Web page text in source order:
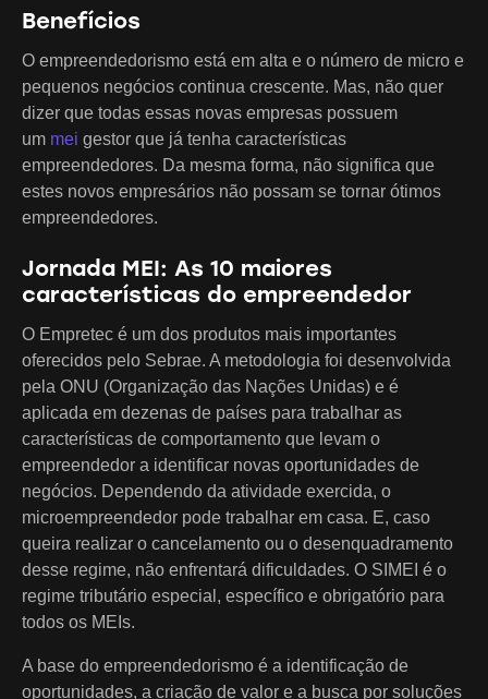
Benefícios
O empreendedorismo está em alta e o número de micro e
pequenos negócios continua crescente. Mas, não quer
dizer que todas essas novas empresas possuem
um mei gestor que já tenha características
empreendedores. Da mesma forma, não significa que
estes novos empresários não possam se tornar ótimos
empreendedores.
Jornada MEI: As 10 maiores
características do empreendedor
O Empretec é um dos produtos mais importantes
oferecidos pelo Sebrae. A metodologia foi desenvolvida
pela ONU (Organização das Nações Unidas) e é
aplicada em dezenas de países para trabalhar as
características de comportamento que levam o
empreendedor a identificar novas oportunidades de
negócios. Dependendo da atividade exercida, o
microempreendedor pode trabalhar em casa. E, caso
queira realizar o cancelamento ou o desenquadramento
desse regime, não enfrentará dificuldades. O SIMEI é o
regime tributário especial, específico e obrigatório para
todos os MEIs.
A base do empreendedorismo é a identificação de
oportunidades, a criação de valor e a busca por soluções